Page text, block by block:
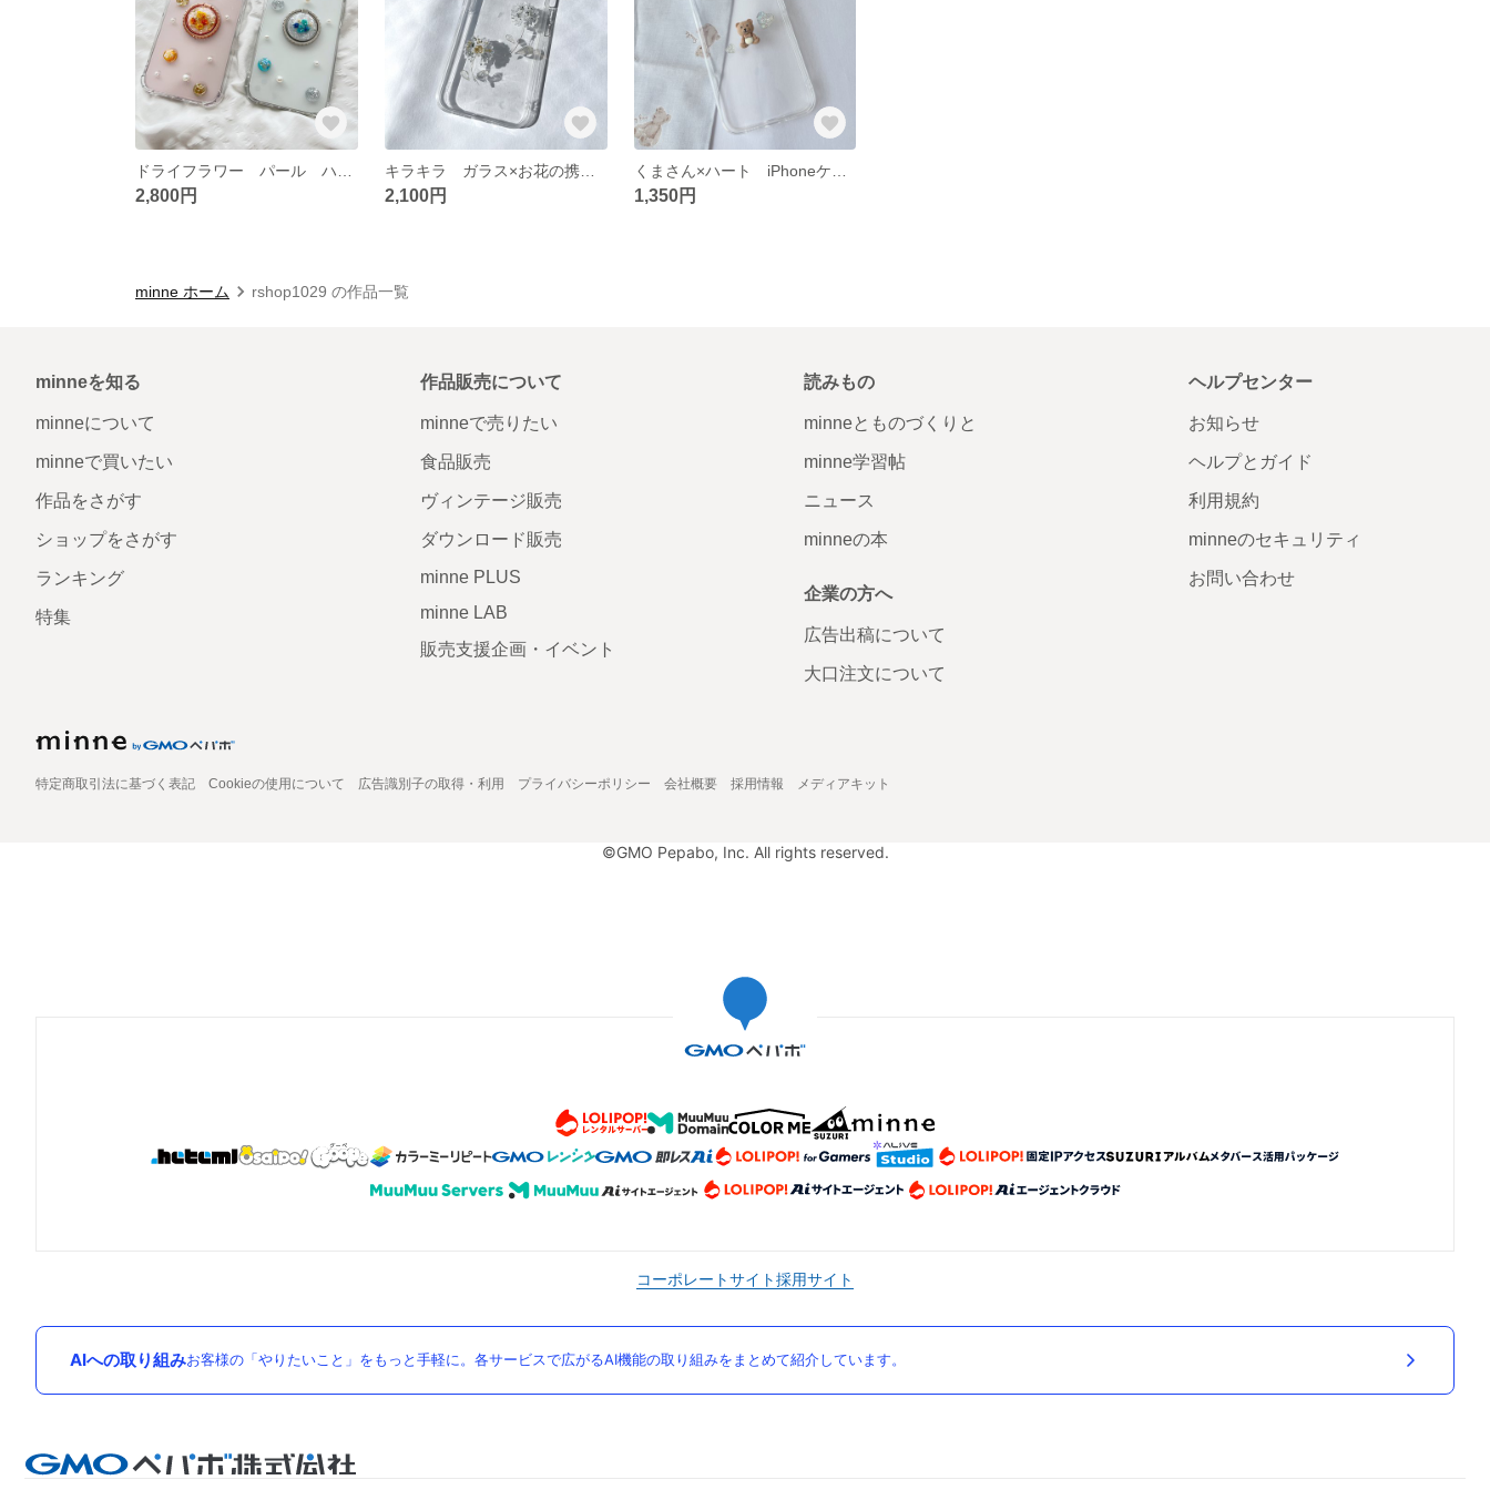
2,800円
キラキラ ガラス×お花の携帯ケース ハンドメイド
2,100円 1,350円
minne ホーム rshop1029 の作品一覧
minneを知る
minneについて
minneで買いたい
作品をさがす
ショップをさがす
ランキング
特集
作品販売について
minneで売りたい
食品販売
ヴィンテージ販売
ダウンロード販売
minne PLUS
minne LAB
販売支援企画・イベント
読みもの
minneとものづくりと
minne学習帖
ニュース
minneの本
企業の方へ
広告出稿について
大口注文について
ヘルプセンター
お知らせ
ヘルプとガイド
利用規約
minneのセキュリティ
お問い合わせ
特定商取引法に基づく表記 Cookieの使用について 広告識別子の取得・利用 プライバシーポリシー 会社概要 採用情報 メディアキット
©GMO Pepabo, Inc. All rights reserved.
コーポレートサイト採用サイト
AIへの取り組みお客様の「やりたいこと」をもっと手軽に。各サービスで広がるAI機能の取り組みをまとめて紹介しています。